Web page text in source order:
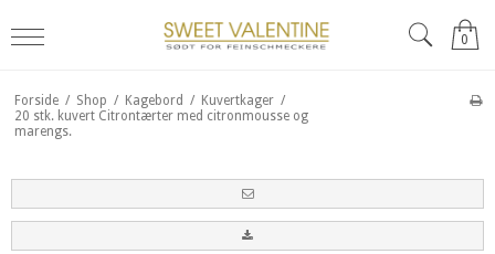
0
Forside / Shop / Kagebord / Kuvertkager /
20 stk. kuvert Citrontærter med citronmousse og
marengs.